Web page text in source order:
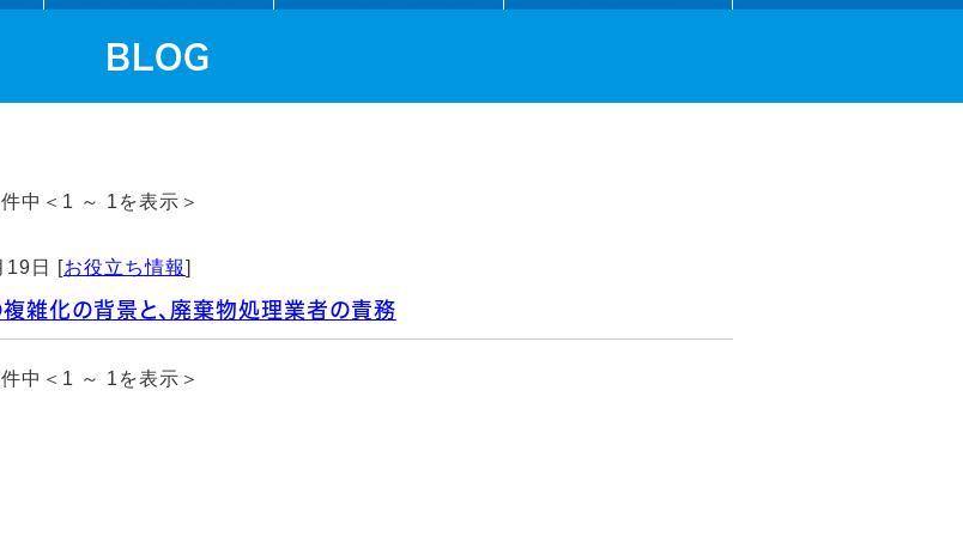
BLOG
中＜1 ～ 1を表示＞
19日 [お役立ち情報]
雑化の背景と、廃棄物処理業者の責務
中＜1 ～ 1を表示＞